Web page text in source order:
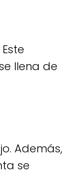
llena de
Además,
se